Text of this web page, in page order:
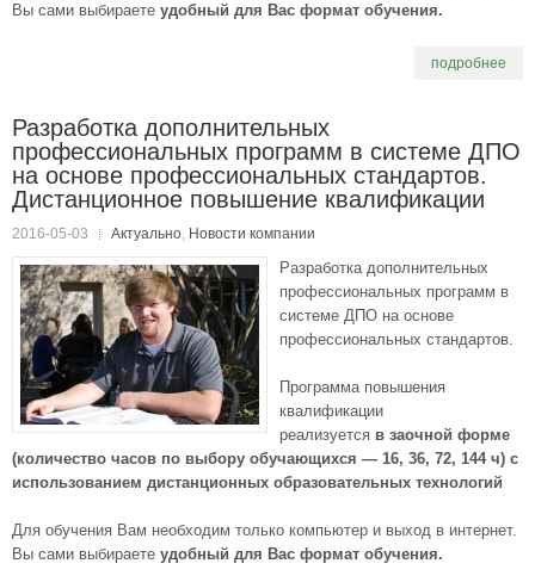
Вы сами выбираете удобный для Вас формат обучения.
подробнее
Разработка дополнительных
профессиональных программ в системе ДПО
на основе профессиональных стандартов.
Дистанционное повышение квалификации
2016-05-03 Актуально, Новости компании
Разработка дополнительных
профессиональных программ в
системе ДПО на основе
профессиональных стандартов.
Программа повышения
квалификации
реализуется в заочной форме
(количество часов по выбору обучающихся — 16, 36, 72, 144 ч) с
использованием дистанционных образовательных технологий
Для обучения Вам необходим только компьютер и выход в интернет.
Вы сами выбираете удобный для Вас формат обучения.